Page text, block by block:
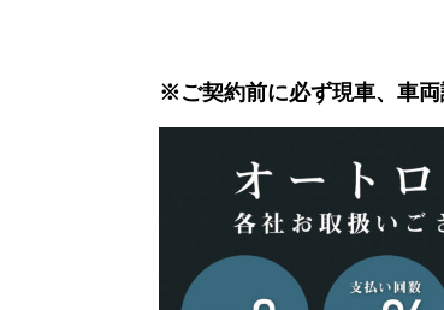
※ご契約前に必ず現車、車両